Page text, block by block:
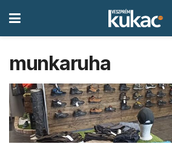
munkaruha